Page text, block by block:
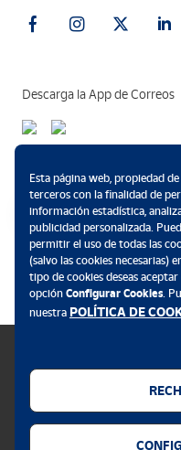
Descarga la App de Correos
Política de cookies
Esta página web, propiedad
terceros con la finalidad de
información estadística,
publicidad personalizada.
permitir el uso de todas las
(salvo las cookies necesarias)
tipo de cookies deseas
opción Configurar Cookies.
nuestra POLÍTICA DE